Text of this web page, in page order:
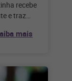
recebe
e traz
mais